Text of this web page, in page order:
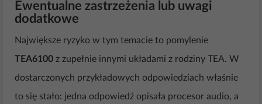
Ewentualne zastrzeżenia lub uwagi
dodatkowe
Największe ryzyko w tym temacie to pomylenie
TEA6100 z zupełnie innymi układami z rodziny TEA. W
dostarczonych przykładowych odpowiedziach właśnie
to się stało: jedna odpowiedź opisała procesor audio, a